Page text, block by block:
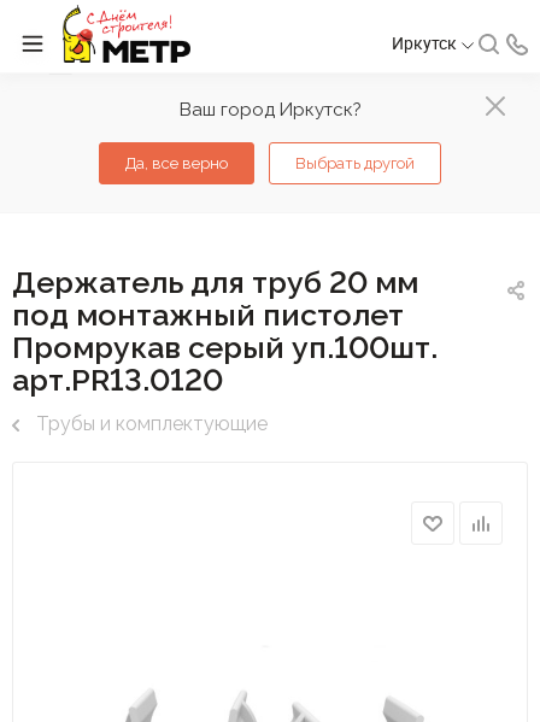
Ваш город Иркутск?
Да, все верно Выбрать другой
Иркутск
Держатель для труб 20 мм
под монтажный пистолет
Промрукав серый уп.100шт.
арт.PR13.0120
Трубы и комплектующие